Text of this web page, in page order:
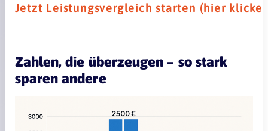
Jetzt Leistungsvergleich starten (hier
Zahlen, die überzeugen – so stark
sparen andere